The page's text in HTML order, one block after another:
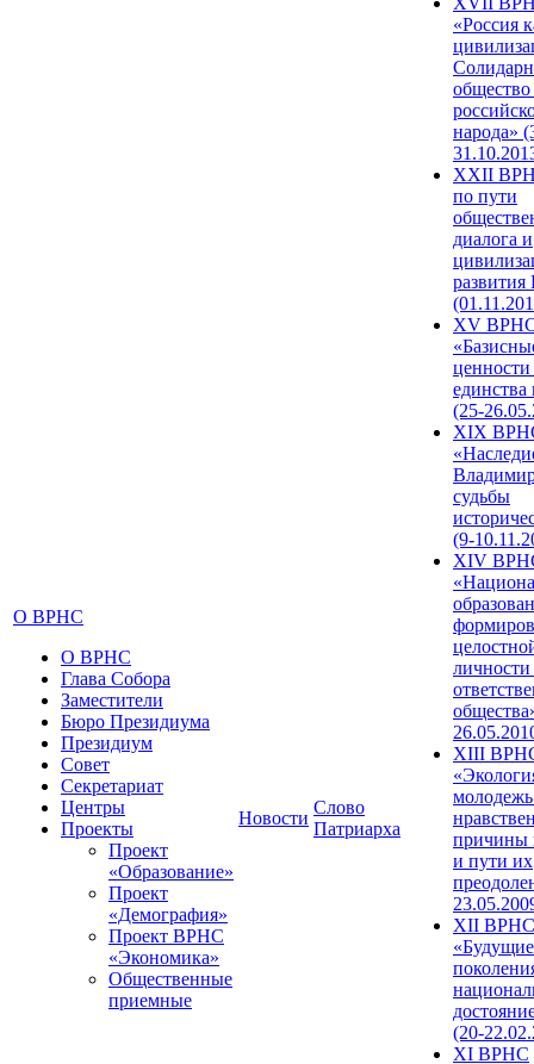
О ВРНС
О ВРНС
Глава Собора
Заместители
Бюро Президиума
Президиум
Совет
Секретариат
Центры
Проекты
Проект
«Образование»
Проект
«Демография»
Проект ВРНС
«Экономика»
Общественные
приемные
Новости
Слово
Патриарха
«Россия
народа»
XXII
по пути
диалога и
развития
XV
единства
(25-
XIX
судьбы
(9-
XIV
XIII
причины
и пути их
XII ВРНС
«Будущие
(20-
XI ВРНС